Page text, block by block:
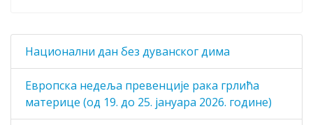
Национални дан без дуванског дима
Европска недеља превенције рака грлића
материце (од 19. до 25. јануара 2026. године)